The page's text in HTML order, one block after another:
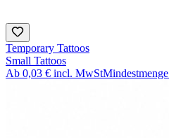
Temporary Tattoos
Small Tattoos
Ab 0,03 € incl. MwStMindestmenge